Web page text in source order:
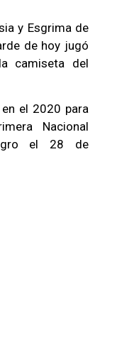
y Esgrima de
de hoy jugó
camiseta del
el 2020 para
Nacional
el 28 de